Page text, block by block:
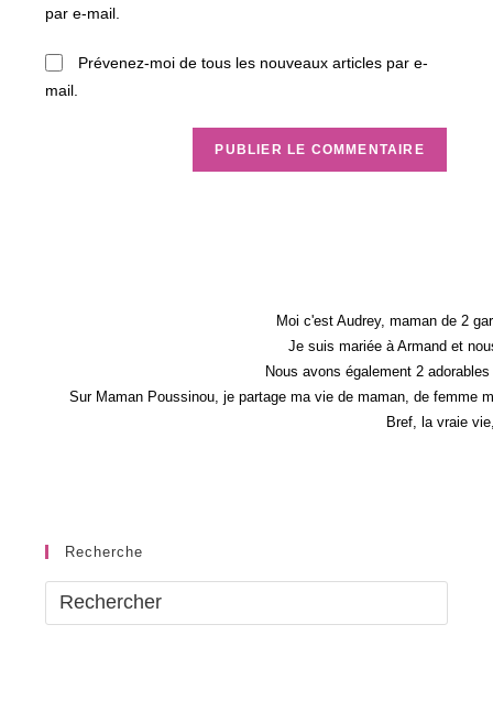
(facultatif)
par e-mail.
Prévenez-moi de tous les nouveaux articles par e-
mail.
Moi c'est Audrey, maman de 2
Je suis mariée à Armand et
Nous avons également 2
Sur Maman Poussinou, je partage ma vie de maman, de femme
Bref, la vraie
Recherche